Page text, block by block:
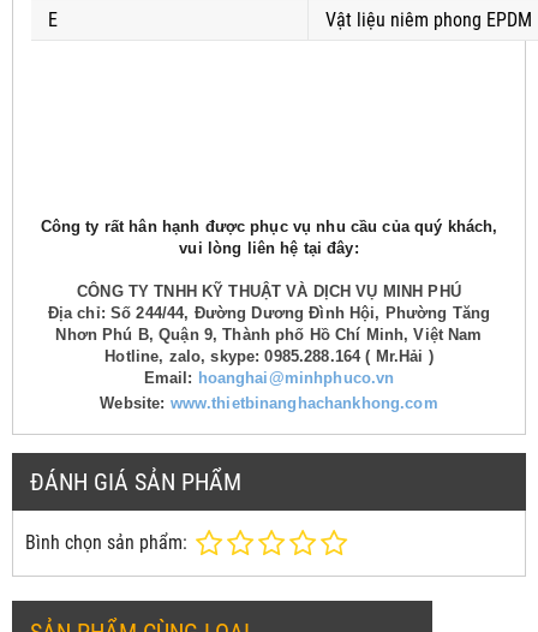
E
Vật liệu niêm phong EPDM
Công ty rất hân hạnh được phục vụ nhu cầu của quý khách,
vui lòng liên hệ tại đây:
CÔNG TY TNHH KỸ THUẬT VÀ DỊCH VỤ MINH PHÚ
Địa chỉ: Số 244/44, Đường Dương Đình Hội, Phường Tăng
Nhơn Phú B, Quận 9, Thành phố Hồ Chí Minh, Việt Nam
Hotline, zalo, skype: 0985.288.164 ( Mr.Hải )
Email: hoanghai@minhphuco.vn
Website: www.thietbinanghachankhong.com
ĐÁNH GIÁ SẢN PHẨM
Bình chọn sản phẩm: